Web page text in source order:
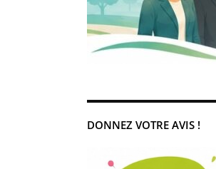
DONNEZ VOTRE AVIS !